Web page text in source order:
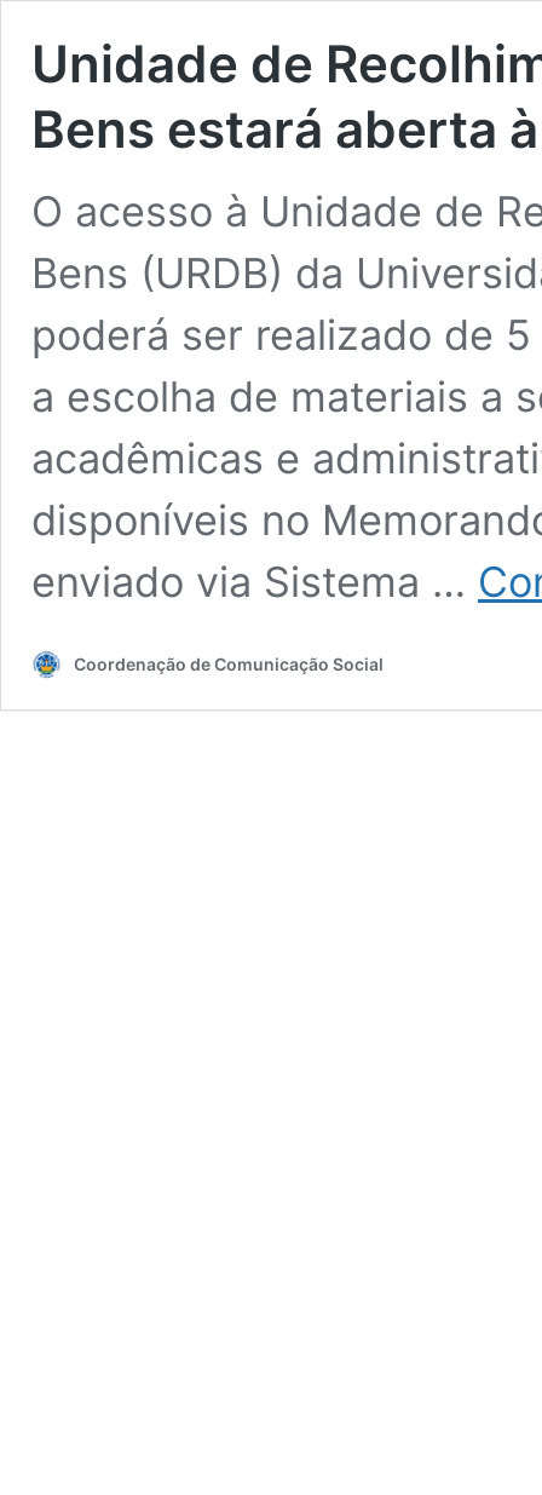
Unidade de
Bens estará aberta
O acesso à Unidade de
Bens (URDB) da
poderá ser realizado de
a escolha de materiais a
acadêmicas e
disponíveis no
enviado via Sistema …
Coordenação de Comunicação Social